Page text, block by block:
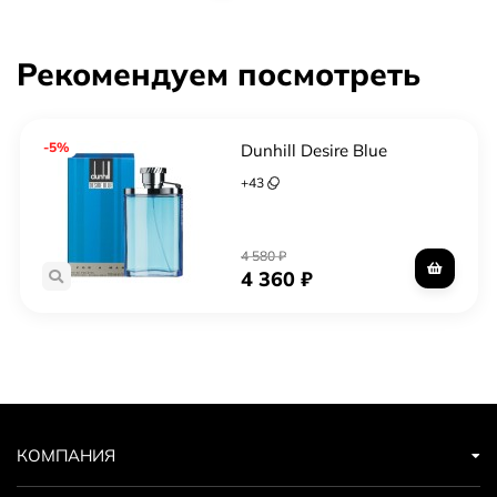
Рекомендуем посмотреть
-5% Dunhill Desire Blue
+43
4 580₽
4 360 ₽
КОМПАНИЯ